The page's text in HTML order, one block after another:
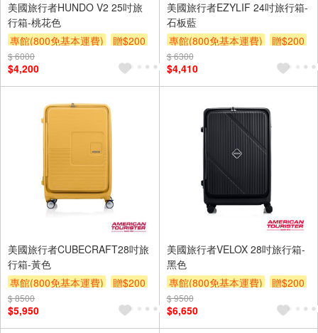
美國旅行者HUNDO V2 25吋旅
行箱-桃花色
專館(800免基本運費)
贈$200
$ 6000
$4,200
美國旅行者EZYLIF 24吋旅行箱-
石板藍
專館(800免基本運費)
贈$200
$ 6300
$4,410
美國旅行者CUBECRAFT28吋旅
行箱-黃色
專館(800免基本運費)
贈$200
$ 8500
$5,950
美國旅行者VELOX 28吋旅行箱-
黑色
專館(800免基本運費)
贈$200
$ 9500
$6,650